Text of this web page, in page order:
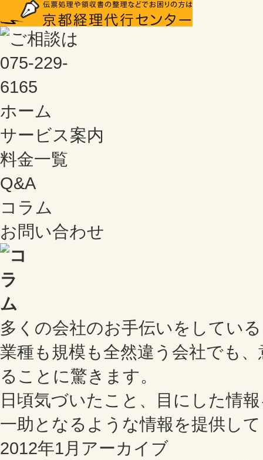
ホーム
サービス案内
料金一覧
Q&A
コラム
お問い合わせ
多くの会社のお手伝いをしてい
業種も規模も全然違う会社でも
ることに驚きます。
日頃気づいたこと、目にした情
一助となるような情報を提供し
2012年1月アーカイブ